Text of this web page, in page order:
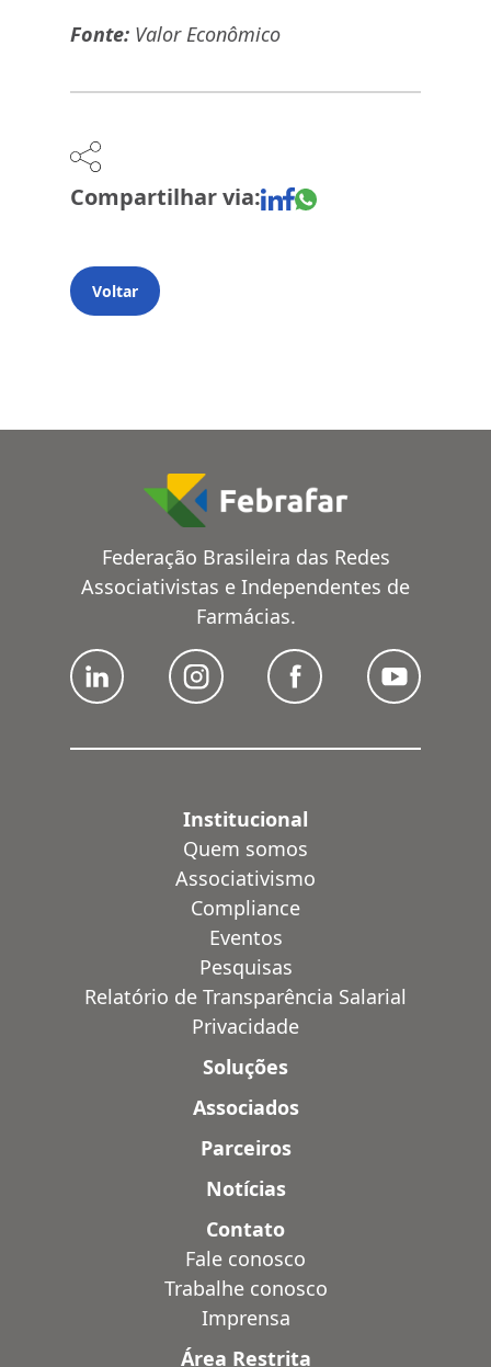
Fonte: Valor Econômico
Compartilhar via:
Voltar
Federação Brasileira das Redes
Associativistas e Independentes de
Farmácias.
Institucional
Quem somos
Associativismo
Compliance
Eventos
Pesquisas
Relatório de Transparência Salarial
Privacidade
Soluções
Associados
Parceiros
Notícias
Contato
Fale conosco
Trabalhe conosco
Imprensa
Área Restrita